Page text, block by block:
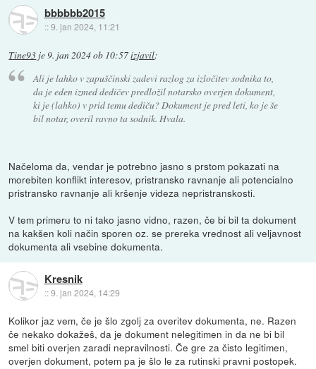
bbbbbb2015
::9. jan 2024, 11:21
Tine93 je9. jan 2024 ob 10:57izjavil:
Ali je lahko v zapuščinski zadevi razlog za izločitev sodnika to,
da je eden izmed dedičev predložil notarsko overjen dokument,
ki je (lahko) v prid temu dediču? Dokument je pred leti, ko je še
bil notar, overil ravno ta sodnik. Hvala.
Načeloma da, vendar je potrebno jasno s prstom pokazati na
morebiten konflikt interesov, pristransko ravnanje ali potencialno
pristransko ravnanje ali kršenje videza nepristranskosti.
V tem primeru to ni tako jasno vidno, razen, če bi bil ta dokument
na kakšen koli način sporen oz. se prereka vrednost ali veljavnost
dokumenta ali vsebine dokumenta.
Kresnik
::9. jan 2024, 14:29
Kolikor jaz vem, če je šlo zgolj za overitev dokumenta, ne. Razen
če nekako dokažeš, da je dokument nelegitimen in da ne bi bil
smel biti overjen zaradi nepravilnosti. Če gre za čisto legitimen,
overjen dokument, potem pa je šlo le za rutinski pravni postopek.